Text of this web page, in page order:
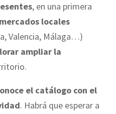
, en una primera
locales
Valencia, Málaga…)
ampliar la
el catálogo con el
. Habrá que esperar a